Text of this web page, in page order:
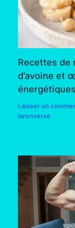
Recettes de
d’avoine et
énergétiques
Laisser un
larenverse